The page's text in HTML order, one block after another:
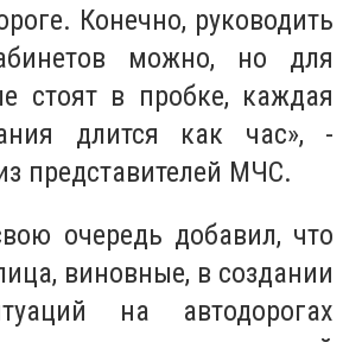
Конечно, руководить
можно, но для
стоят в пробке, каждая
длится как час», -
представителей МЧС.
очередь добавил, что
виновные, в создании
на автодорогах